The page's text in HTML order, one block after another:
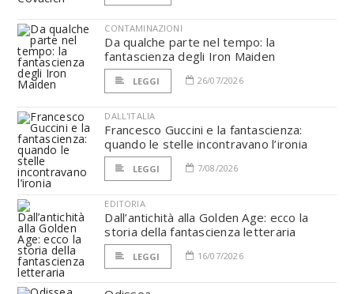
CONTAMINAZIONI
Da qualche parte nel tempo: la
fantascienza degli Iron Maiden
LEGGI 26/07/2026
DALL'ITALIA
Francesco Guccini e la fantascienza:
quando le stelle incontravano l’ironia
LEGGI 7/08/2026
EDITORIA
Dall’antichità alla Golden Age: ecco la
storia della fantascienza letteraria
LEGGI 16/07/2026